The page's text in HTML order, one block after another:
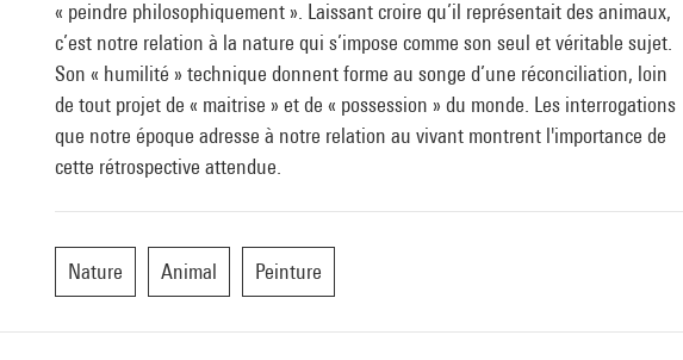
« peindre philosophiquement ». Laissant croire qu’il représentait des animaux,
c’est notre relation à la nature qui s’impose comme son seul et véritable sujet.
Son « humilité » technique donnent forme au songe d’une réconciliation, loin
de tout projet de « maitrise » et de « possession » du monde. Les interrogations
que notre époque adresse à notre relation au vivant montrent l'importance de
cette rétrospective attendue.
Nature Animal Peinture